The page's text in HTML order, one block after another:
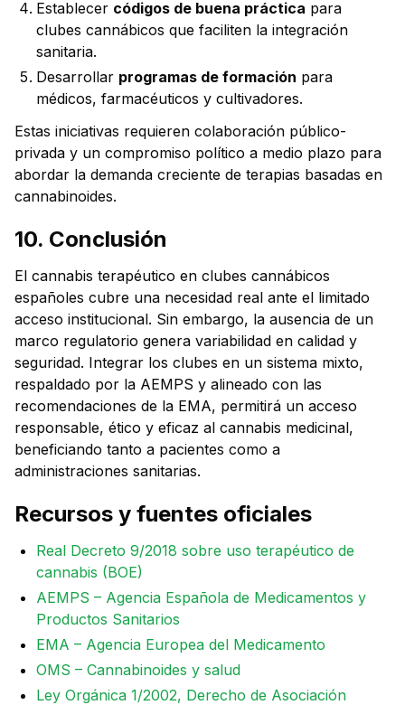
Establecer códigos de buena práctica para
clubes cannábicos que faciliten la integración
sanitaria.
Desarrollar programas de formación para
médicos, farmacéuticos y cultivadores.
Estas iniciativas requieren colaboración público-
privada y un compromiso político a medio plazo para
abordar la demanda creciente de terapias basadas en
cannabinoides.
10. Conclusión
El cannabis terapéutico en clubes cannábicos
españoles cubre una necesidad real ante el limitado
acceso institucional. Sin embargo, la ausencia de un
marco regulatorio genera variabilidad en calidad y
seguridad. Integrar los clubes en un sistema mixto,
respaldado por la AEMPS y alineado con las
recomendaciones de la EMA, permitirá un acceso
responsable, ético y eficaz al cannabis medicinal,
beneficiando tanto a pacientes como a
administraciones sanitarias.
Recursos y fuentes oficiales
Real Decreto 9/2018 sobre uso terapéutico de
cannabis (BOE)
AEMPS – Agencia Española de Medicamentos y
Productos Sanitarios
EMA – Agencia Europea del Medicamento
OMS – Cannabinoides y salud
Ley Orgánica 1/2002, Derecho de Asociación